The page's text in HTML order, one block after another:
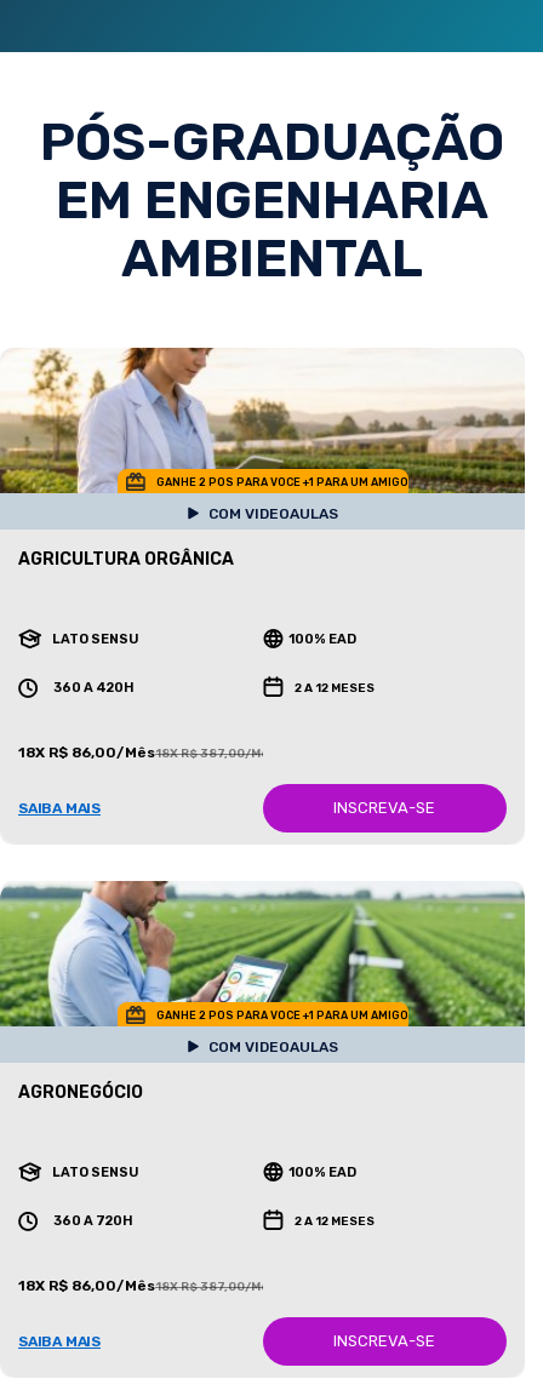
PÓS-GRADUAÇÃO
EM ENGENHARIA
AMBIENTAL
GANHE 2 POS PARA VOCE +1 PARA UM AMIGO
COM VIDEOAULAS
AGRICULTURA ORGÂNICA
LATO SENSU 100% EAD
360 A 420H 2 A 12 MESES
18X R$ 86,00/Mês18X R$ 387,00/Mês
SAIBA MAIS INSCREVA-SE
GANHE 2 POS PARA VOCE +1 PARA UM AMIGO
COM VIDEOAULAS
AGRONEGÓCIO
LATO SENSU 100% EAD
360 A 720H 2 A 12 MESES
18X R$ 86,00/Mês18X R$ 387,00/Mês
SAIBA MAIS INSCREVA-SE